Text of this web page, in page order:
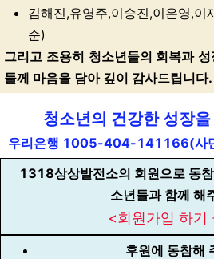
김해진,유영주,이승진,이은영,이
순)
그리고 조용히 청소년들의 회복과
들께 마음을 담아 깊이 감사드립니다.
청소년의 건강한 성장
우리은행 1005-404-141166(사
1318상상발전소의 회원으로 동
소년들과 함께 해
<회원가입 하기
후원에 동참해